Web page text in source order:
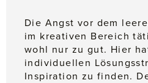
Die Angst vor dem
im kreativen Bereich
wohl nur zu gut. Hier
individuellen
Inspiration zu finden.